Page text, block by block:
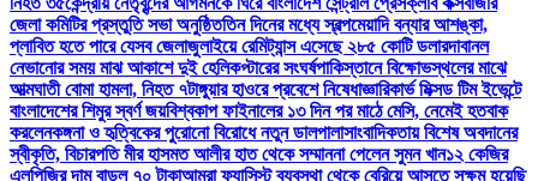
জেলা কমিটির প্রস্তুতি সভা অনুষ্ঠিততিন দিনের মধ্যে স্বল্পমেয়াদি বন্যার আশঙ্কা,
প্লাবিত হতে পারে যেসব জেলাজুলাইয়ে রেমিট্যান্স এসেছে ২৮৫ কোটি ডলারদাবানল
নেভানোর সময় মাঝ আকাশে দুই হেলিকপ্টারের সংঘর্ষপাকিস্তানে বিক্ষোভস্থলের মাঝে
আত্মঘাতী বোমা হামলা, নিহত ৭টাঙ্গুয়ার হাওরে প্রবেশে নিষেধাজ্ঞারিকার্ভ মিক্সড টিম ইভেন্টে
বাংলাদেশের শিমুর স্বর্ণ জয়বিশ্বকাপ ফাইনালের ১৩ দিন পর মাঠে মেসি, নেমেই হতবাক
করলেনকঙ্গনা ও হৃত্বিকের পুরোনো বিরোধে নতুন ডালপালাসাংবাদিকতায় বিশেষ অবদানের
স্বীকৃতি, বিচারপতি মীর হাসমত আলীর হাত থেকে সম্মাননা পেলেন সুমন খান১২ কেজির
এলপিজির দাম বাড়ল ৭০ টাকাআমরা ফ্যাসিস্ট ব্যবস্থা থেকে বেরিয়ে আসতে সক্ষম হয়েছি